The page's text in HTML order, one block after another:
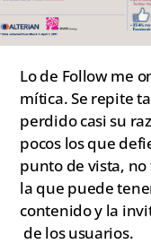
Lo de Follow me
mítica. Se repite
perdido casi su
pocos los que
punto de vista,
la que puede
contenido y la
de los usuarios.